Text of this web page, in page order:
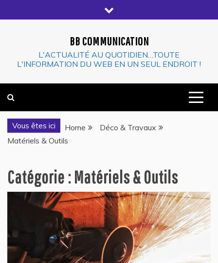
to
BB COMMUNICATION
L'ACTUALITÉ AU QUOTIDIEN…TOUTE
L'INFORMATION DU WEB EN UN SEUL ENDROIT !
Vous êtes ici Home
Déco & Travaux
Matériels & Outils
Catégorie :Matériels & Outils